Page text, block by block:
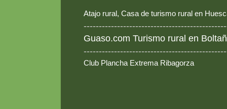
Atajo rural, Casa de turismo rural en
Guaso.com Turismo rural en
Club Plancha Extrema Ribagorza